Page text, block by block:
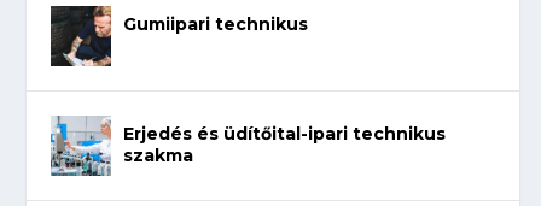
Gumiipari technikus
Erjedés és üdítőital-ipari technikus
szakma